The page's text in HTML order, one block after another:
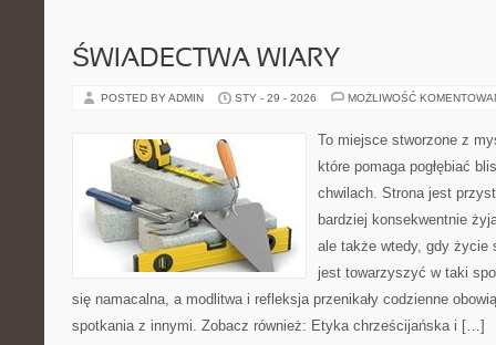
ŚWIADECTWA WIARY
POSTED BY ADMIN STY - 29 - 2026 MOŻLIWOŚĆ
To miejsce stworzone z
które pomaga pogłębiać
chwilach. Strona jest
bardziej konsekwentnie
ale także wtedy, gdy życie
jest towarzyszyć w taki
się namacalna, a modlitwa i refleksja przenikały codzienne
spotkania z innymi. Zobacz również: Etyka chrześcijańska i […]